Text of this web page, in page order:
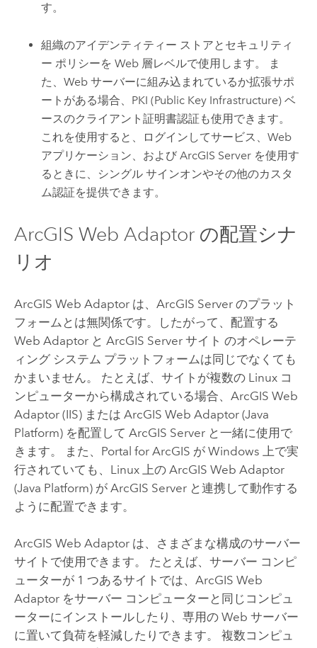
す。
組織のアイデンティティー ストアとセキュリティ
ー ポリシーを Web 層レベルで使用します。 ま
た、Web サーバーに組み込まれているか拡張サポ
ートがある場合、PKI (Public Key Infrastructure) ベ
ースのクライアント証明書認証も使用できます。
これを使用すると、ログインしてサービス、Web
アプリケーション、およびArcGIS Server を使用す
るときに、シングル サインオンやその他のカスタ
ム認証を提供できます。
ArcGIS Web Adaptorの配置シナ
リオ
ArcGIS Web Adaptorは、 ArcGIS Serverのプラット
フォームとは無関係です。したがって、配置する
Web Adaptor と ArcGIS Serverサイト のオペレーテ
ィング システム プラットフォームは同じでなくても
かまいません。 たとえば、サイトが複数の Linuxコ
ンピューターから構成されている場合、 ArcGIS Web
Adaptor (IIS)または ArcGIS Web Adaptor (Java
Platform)を配置して ArcGIS Serverと一緒に使用で
きます。 また、Portal for ArcGIS が Windows 上で実
行されていても、 Linux上の ArcGIS Web Adaptor
(Java Platform)が ArcGIS Serverと連携して動作する
ように配置できます。
ArcGIS Web Adaptor は、さまざまな構成のサーバー
サイトで使用できます。 たとえば、サーバー コンピ
ューターが 1 つあるサイトでは、ArcGIS Web
Adaptor をサーバー コンピューターと同じコンピュ
ーターにインストールしたり、専用の Web サーバー
に置いて負荷を軽減したりできます。 複数コンピュ